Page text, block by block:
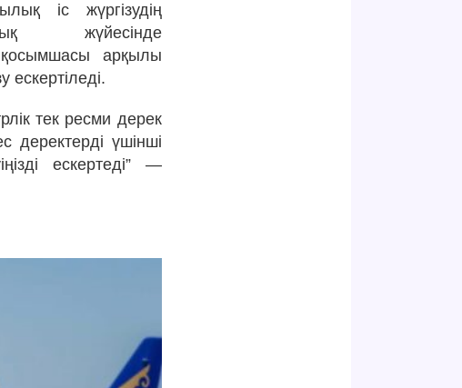
іс жүргізудің
жүйесінде
арқылы
ескертіледі.
тек ресми дерек
деректерді үшінші
ескертеді” —